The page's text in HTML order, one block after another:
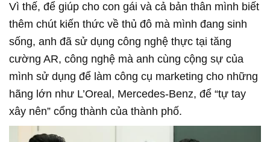
Vì thế, để giúp cho con gái và cả bản thân mình biết
thêm chút kiến thức về thủ đô mà mình đang sinh
sống, anh đã sử dụng công nghệ thực tại tăng
cường AR, công nghệ mà anh cùng cộng sự của
mình sử dụng để làm công cụ marketing cho những
hãng lớn như L’Oreal, Mercedes-Benz, để “tự tay
xây nên” cổng thành của thành phố.